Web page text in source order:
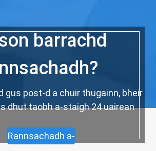
barrachd
gus post-d a chuir thugainn, bheir
dhut taobh a-staigh 24 uairean
Rannsachadh a-